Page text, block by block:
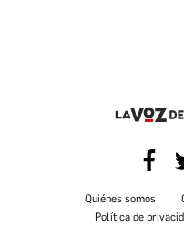
Quiénes somos
Política de